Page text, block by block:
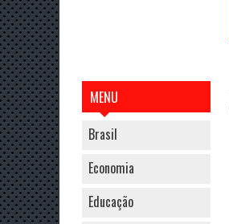
MENU
Brasil
Economia
Educação